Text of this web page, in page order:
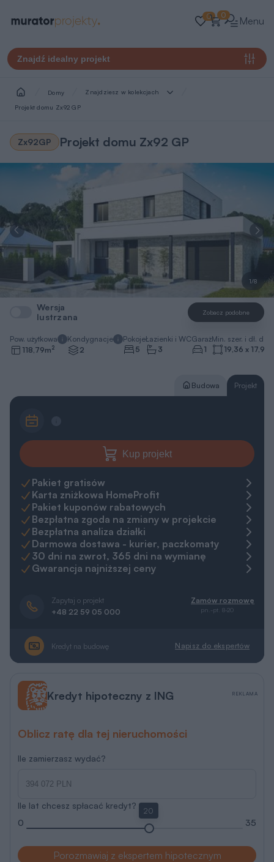
0 0 Menu
Znajdź idealny projekt
Domy Znajdziesz w kolekcjach
Projekt domu Zx92 GP
Zx92GP Projekt domu Zx92 GP
1/8
Wersja
lustrzana
Zobacz podobne
Pow. użytkowa
118,79m2
Kondygnacje
2
Pokoje
5
Łazienki i WC
3
Garaż
1
Min. szer. i dł.
19,36 x 17,96
Budowa Projekt
Kup projekt
Pakiet gratisów
Karta zniżkowa HomeProfit
Pakiet kuponów rabatowych
Bezpłatna zgoda na zmiany w projekcie
Bezpłatna analiza działki
Darmowa dostawa - kurier, paczkomaty
30 dni na zwrot, 365 dni na wymianę
Gwarancja najniższej ceny
Zapytaj o projekt
+48 22 59 05 000
Zamów rozmowę
pn.-pt. 8-20
Kredyt na budowę Napisz do ekspertów
Kredyt hipoteczny z ING
Oblicz ratę dla tej nieruchomości
Ile zamierzasz wydać?
Ile lat chcesz spłacać kredyt?
0
20
35
Porozmawiaj z ekspertem hipotecznym
REKLAMA